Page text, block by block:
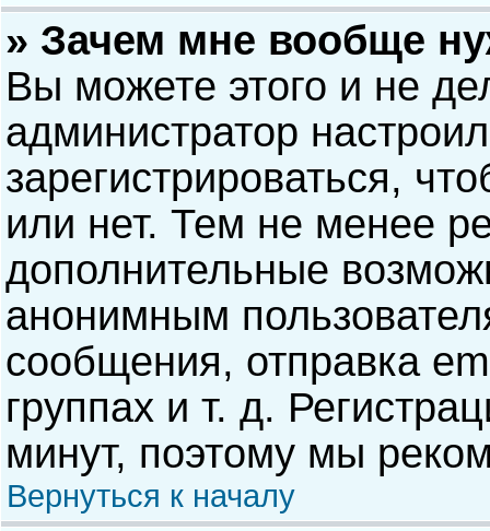
» Зачем мне вообще
Вы можете этого и не
администратор
зарегистрироваться,
или нет. Тем не менее
дополнительные
анонимным
сообщения, отправка
группах и т. д.
минут, поэтому мы
Вернуться к началу